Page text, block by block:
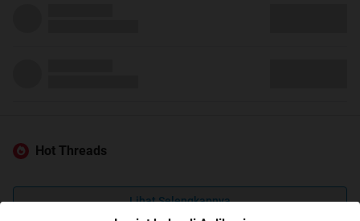
Hot Threads
Lihat Selengkapnya